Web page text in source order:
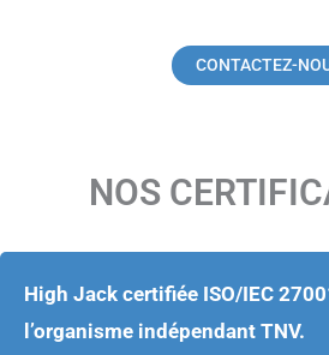
CONTACTEZ-
NOS
High Jack certifiée ISO/IEC
l’organisme indépendant TNV.